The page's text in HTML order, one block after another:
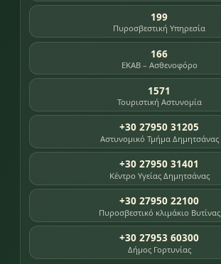
199
Πυροσβεστική Υπηρεσία
166
ΕΚΑΒ – Ασθενοφόρο
1571
Τουριστική Αστυνομία
+30 27950 31205
Αστυνομικό Τμήμα Δημητσάνας
+30 27950 31401
Κέντρο Υγείας Δημητσάνας
+30 27950 22100
Πυροσβεστικό κλιμάκιο Βυτίνας
+30 27953 60300
Δήμος Γορτυνίας